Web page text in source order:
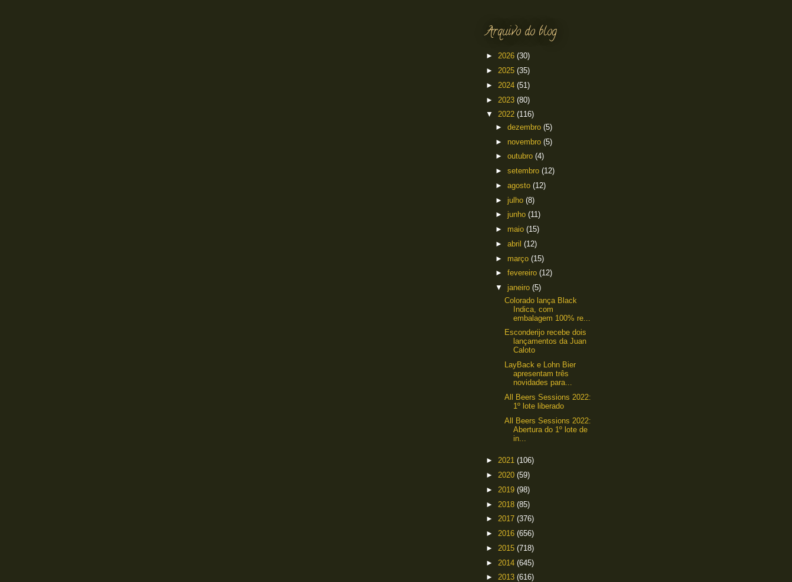
Arquivo do blog
► 2026 (30)
► 2025 (35)
► 2024 (51)
► 2023 (80)
▼ 2022 (116)
► dezembro (5)
► novembro (5)
► outubro (4)
► setembro (12)
► agosto (12)
► julho (8)
► junho (11)
► maio (15)
► abril (12)
► março (15)
► fevereiro (12)
▼ janeiro (5)
Colorado lança Black
Indica, com
embalagem 100% re...
Esconderijo recebe dois
lançamentos da Juan
Caloto
LayBack e Lohn Bier
apresentam três
novidades para...
All Beers Sessions 2022:
1º lote liberado
All Beers Sessions 2022:
Abertura do 1º lote de
in...
► 2021 (106)
► 2020 (59)
► 2019 (98)
► 2018 (85)
► 2017 (376)
► 2016 (656)
► 2015 (718)
► 2014 (645)
► 2013 (616)